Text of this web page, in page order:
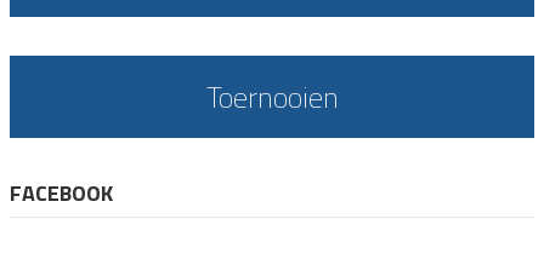
Toernooien
FACEBOOK